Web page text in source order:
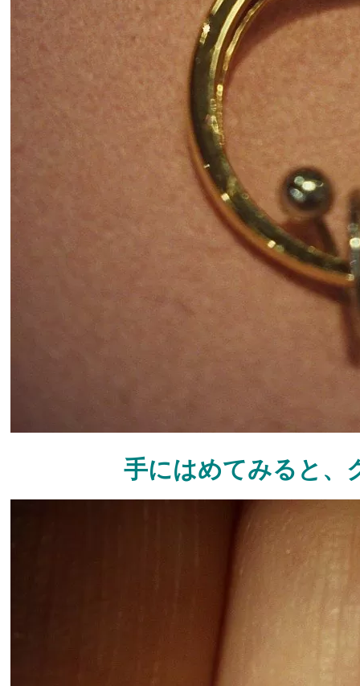
手にはめてみると、